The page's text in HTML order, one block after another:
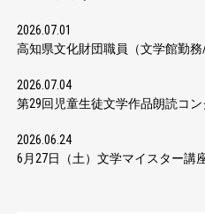
2026.07.01
高知県文化財団職員（文学館勤
2026.07.04
第29回児童生徒文学作品朗読コ
2026.06.24
6月27日（土）文学マイスター